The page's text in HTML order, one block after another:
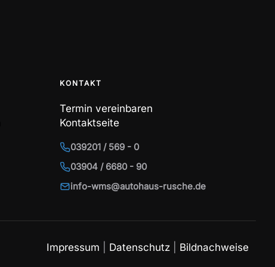
KONTAKT
Termin vereinbaren
Kontaktseite
039201 / 569 - 0
03904 / 6680 - 90
info-wms@autohaus-rusche.de
Impressum Datenschutz Bildnachweise